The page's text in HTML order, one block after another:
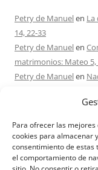
Para ofrecer las
cookies para almacenar
consentimiento de
el comportamiento de
Petry de Manuelen La
14, 22-33
Petry de Manuelen
matrimonios: Mateo 5,
Petry de Manuelen
Nada
matrimonios: Mateo 17,
Ana rosa caicedoen
Mateo 15, 21-28